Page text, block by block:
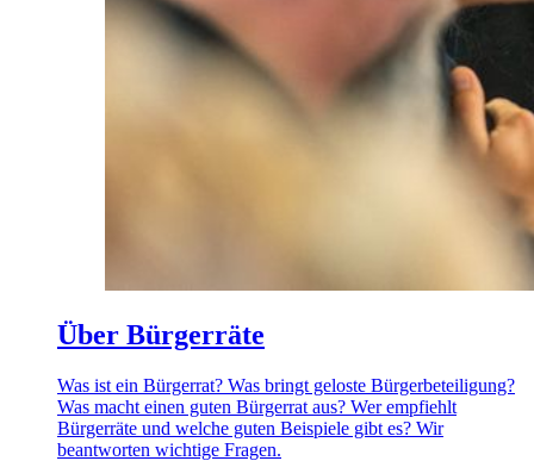
Über Bürgerräte
Was ist ein Bürgerrat? Was bringt geloste Bürgerbeteiligung?
Was macht einen guten Bürgerrat aus? Wer empfiehlt
Bürgerräte und welche guten Beispiele gibt es? Wir
beantworten wichtige Fragen.